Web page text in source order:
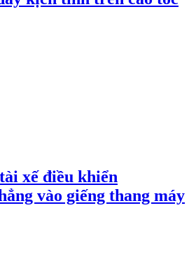
xế điều khiển
vào giếng thang máy